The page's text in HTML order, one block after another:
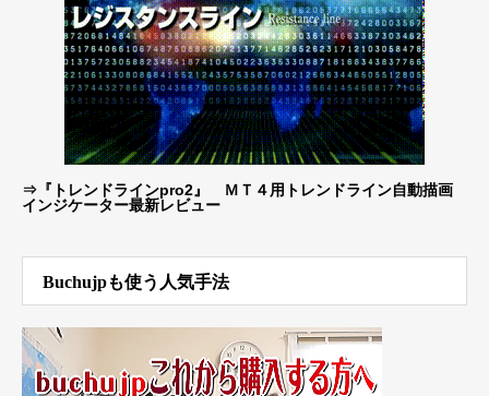
⇒ 『トレンドラインpro2』 ＭＴ４用トレンドライン自動描画
インジケーター最新レビュー
Buchujpも使う人気手法